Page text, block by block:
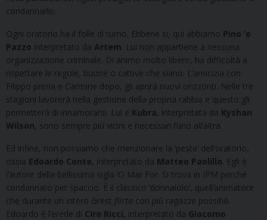
condannarlo.
Ogni oratorio ha il folle di turno. Ebbene si, qui abbiamo Pino ‘o
Pazzo interpretato da Artem. Lui non appartiene a nessuna
organizzazione criminale. Di animo molto libero, ha difficoltà a
rispettare le regole, buone o cattive che siano. L’amicizia con
Filippo prima e Carmine dopo, gli aprirà nuovi orizzonti. Nelle tre
stagioni lavorerà nella gestione della propria rabbia e questo gli
permetterà di innamorarsi. Lui e Kubra, interpretata da Kyshan
Wilson, sono sempre più vicini e necessari l’uno all’altra.
Ed infine, non possiamo che menzionare la ‘peste’ dell’oratorio,
ossia Edoardo Conte, interpretato da Matteo Paolillo. Egli è
l’autore della bellissima sigla ‘O Mar For. Si trova in IPM perché
condannato per spaccio. È il classico ‘donnaiolo’, quell’animatore
che durante un intero Grest flirta con più ragazze possibili.
Edoardo è l’erede di Ciro Ricci, interpretato da Giacomo